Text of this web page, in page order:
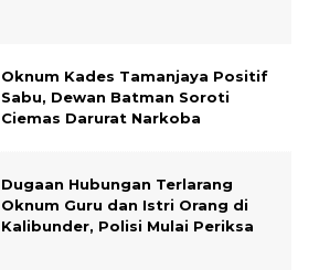
Oknum Kades Tamanjaya Positif
Sabu, Dewan Batman Soroti
Ciemas Darurat Narkoba
Dugaan Hubungan Terlarang
Oknum Guru dan Istri Orang di
Kalibunder, Polisi Mulai Periksa